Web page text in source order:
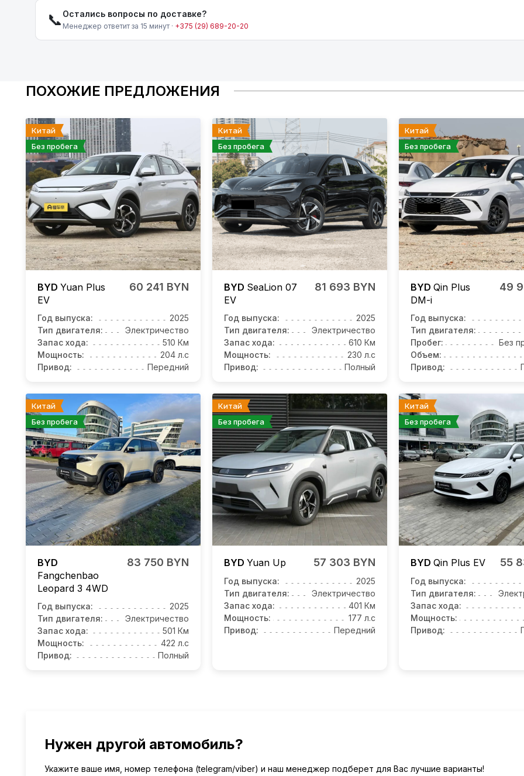
📞 Остались вопросы по доставке?
Менеджер ответит за 15 минут · +375 (29) 689-20-20
ПОХОЖИЕ ПРЕДЛОЖЕНИЯ
Китай
Без пробега
BYD Yuan Plus
EV
60 241 BYN
Год выпуска:
2025
Тип двигателя:
Электричество
Запас хода:
510 Км
Мощность:
204 л.с
Привод:
Передний
Китай
Без пробега
BYD SeaLion 07
EV
81 693 BYN
Год выпуска:
2025
Тип двигателя:
Электричество
Запас хода:
610 Км
Мощность:
230 л.с
Привод:
Полный
Китай
Без пробега
BYD Qin Plus
DM-i
49
Год выпуска:
Тип двигателя:
Пробег:
Без
Объем:
Привод:
Китай
Без пробега
BYD
Fangchenbao
Leopard 3 4WD
83 750 BYN
Год выпуска:
2025
Тип двигателя:
Электричество
Запас хода:
501 Км
Мощность:
422 л.с
Привод:
Полный
Китай
Без пробега
BYD Yuan Up 57 303 BYN
Год выпуска:
2025
Тип двигателя:
Электричество
Запас хода:
401 Км
Мощность:
177 л.с
Привод:
Передний
Китай
Без пробега
BYD Qin Plus EV 55
Год выпуска:
Тип двигателя:
Запас хода:
Мощность:
Привод:
Нужен другой автомобиль?
Укажите ваше имя, номер телефона (telegram/viber) и наш менеджер подберет для Вас лучшие варианты!